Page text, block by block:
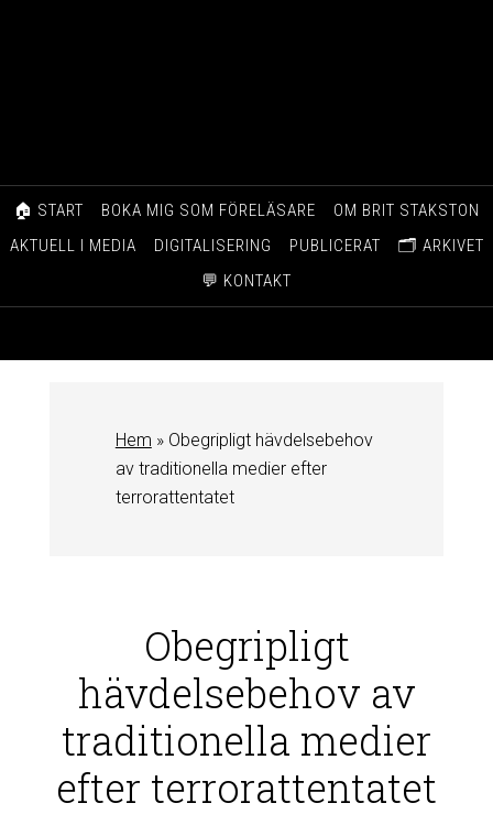
🏠 START BOKA MIG SOM FÖRELÄSARE
OM BRIT STAKSTON
AKTUELL I MEDIA
DIGITALISERING PUBLICERAT
🗂️ ARKIVET
💬 KONTAKT
Hem » Obegripligt hävdelsebehov
av traditionella medier efter
terrorattentatet
Obegripligt
hävdelsebehov av
traditionella medier
efter terrorattentatet